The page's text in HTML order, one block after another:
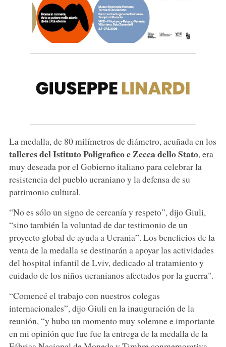
La medalla, de 80 milímetros de diámetro, acuñada en los
talleres del Istituto Poligrafico e Zecca dello Stato, era
muy deseada por el Gobierno italiano para celebrar la
resistencia del pueblo ucraniano y la defensa de su
patrimonio cultural.
“No es sólo un signo de cercanía y respeto”, dijo Giuli,
“sino también la voluntad de dar testimonio de un
proyecto global de ayuda a Ucrania”. Los beneficios de la
venta de la medalla se destinarán a apoyar las actividades
del hospital infantil de Lviv, dedicado al tratamiento y
cuidado de los niños ucranianos afectados por la guerra".
“Comencé el trabajo con nuestros colegas
internacionales”, dijo Giuli en la inauguración de la
reunión, “y hubo un momento muy solemne e importante
en mi opinión que fue fue la entrega de la medalla de la